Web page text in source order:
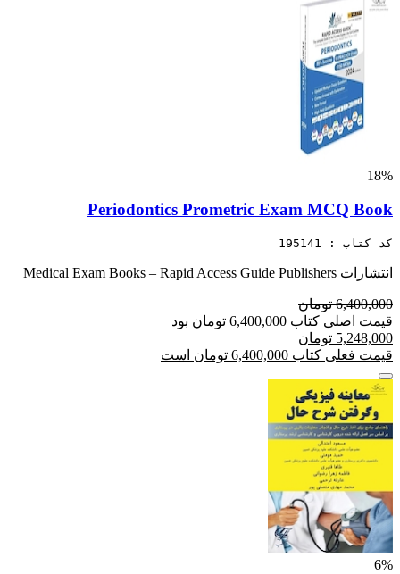
18%
Periodontics Prometric Exam MCQ Book
کد کتاب : 195141
انتشارات Medical Exam Books – Rapid Access Guide Publishers
6,400,000 تومان
قیمت اصلی کتاب 6,400,000 تومان بود
5,248,000 تومان
قیمت فعلی کتاب 6,400,000 تومان است
6%